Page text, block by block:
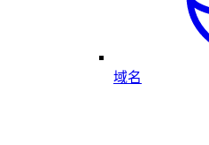
域名